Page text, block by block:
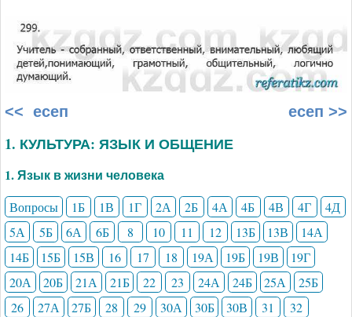
<< есеп есеп >>
1. КУЛЬТУРА: ЯЗЫК И ОБЩЕНИЕ
1. Язык в жизни человека
Вопросы 1Б 1В 1Г 2А 2Б 4А 4Б 4В 4Г
4Д
5А
5Б 6А 6Б 8 10 11 12 13Б 13В
14А
14Б
15Б 15В 16 17 18 19А 19Б 19В
19Г
20А
20Б 21А 21Б 22 23 24А 24Б 25А
25Б
26
27А 27Б 28 29 30А 30Б 30В 31 32